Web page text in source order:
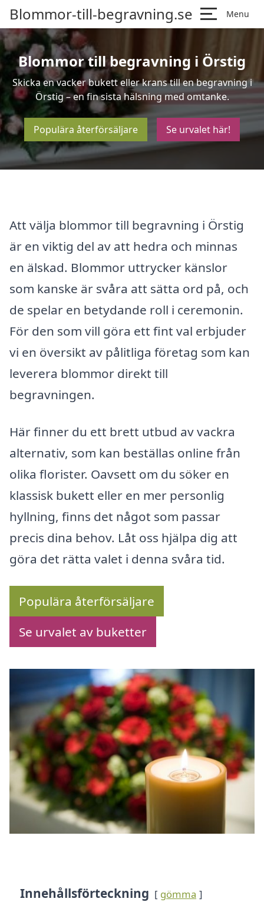
Blommor-till-begravning.se Menu
Blommor till begravning i Örstig
Skicka en vacker bukett eller krans till en begravning i
Örstig – en fin sista hälsning med omtanke.
Populära återförsäljare Se urvalet här!
Att välja blommor till begravning i Örstig
är en viktig del av att hedra och minnas
en älskad. Blommor uttrycker känslor
som kanske är svåra att sätta ord på, och
de spelar en betydande roll i ceremonin.
För den som vill göra ett fint val erbjuder
vi en översikt av pålitliga företag som kan
leverera blommor direkt till
begravningen.
Här finner du ett brett utbud av vackra
alternativ, som kan beställas online från
olika florister. Oavsett om du söker en
klassisk bukett eller en mer personlig
hyllning, finns det något som passar
precis dina behov. Låt oss hjälpa dig att
göra det rätta valet i denna svåra tid.
Populära återförsäljare
Se urvalet av buketter
Innehållsförteckning gömma